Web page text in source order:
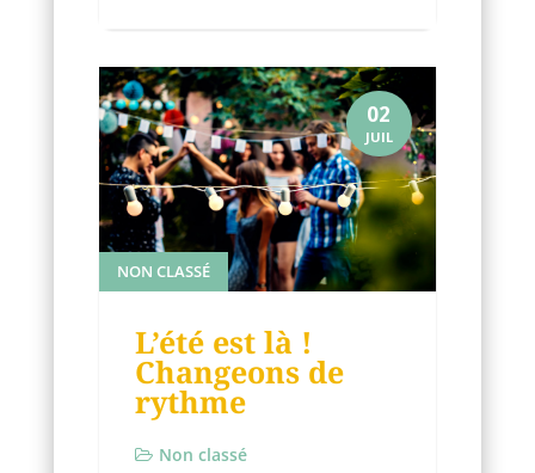
02
JUIL
NON CLASSÉ
L’été est là !
Changeons de
rythme
Non classé